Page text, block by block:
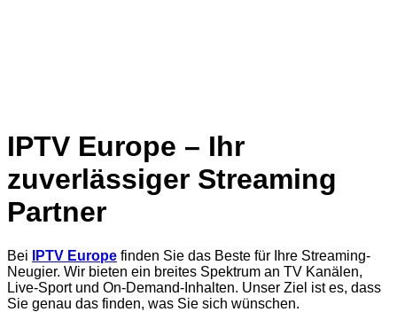
IPTV Europe – Ihr
zuverlässiger Streaming
Partner
Bei IPTV Europe finden Sie das Beste für Ihre Streaming-
Neugier. Wir bieten ein breites Spektrum an TV Kanälen,
Live-Sport und On-Demand-Inhalten. Unser Ziel ist es, dass
Sie genau das finden, was Sie sich wünschen.